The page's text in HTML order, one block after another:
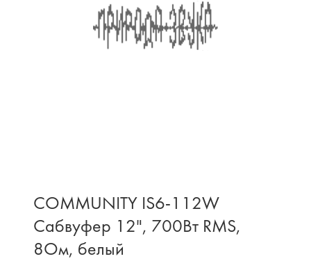
COMMUNITY IS6-112W
Сабвуфер 12", 700Вт RMS,
8Ом, белый